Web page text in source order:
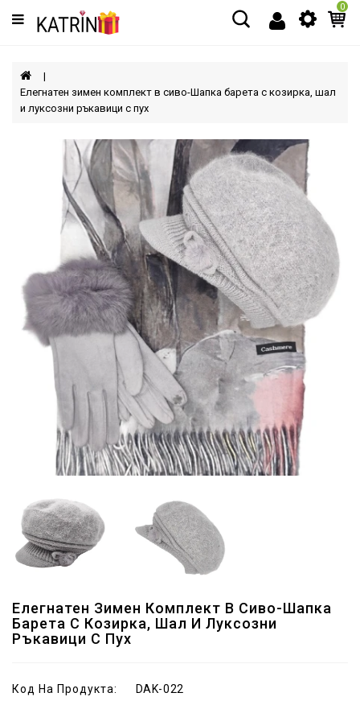
Категории
МЪЖЕ
ЖЕНИ
АКСЕСОАРИ
0
Елегнатен зимен комплект в сиво-Шапка барета с козирка, шал
и луксозни ръкавици с пух
Елегнатен Зимен Комплект В Сиво-Шапка
Барета С Козирка, Шал И Луксозни
Ръкавици С Пух
Код На Продукта:
DAK-022